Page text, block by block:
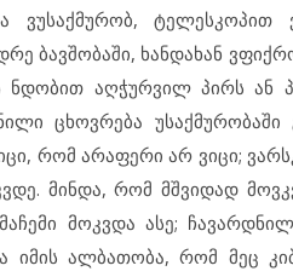
ტელესკოპით
ბავშობაში, ხანდახან
ნდობით აღჭურვილ პირს ან
ცხოვრება
რომ არაფერი არ ვიცი;
მინდა, რომ მშვიდად
მოკვდა ასე;
იმის ალბათობა, რომ მეც